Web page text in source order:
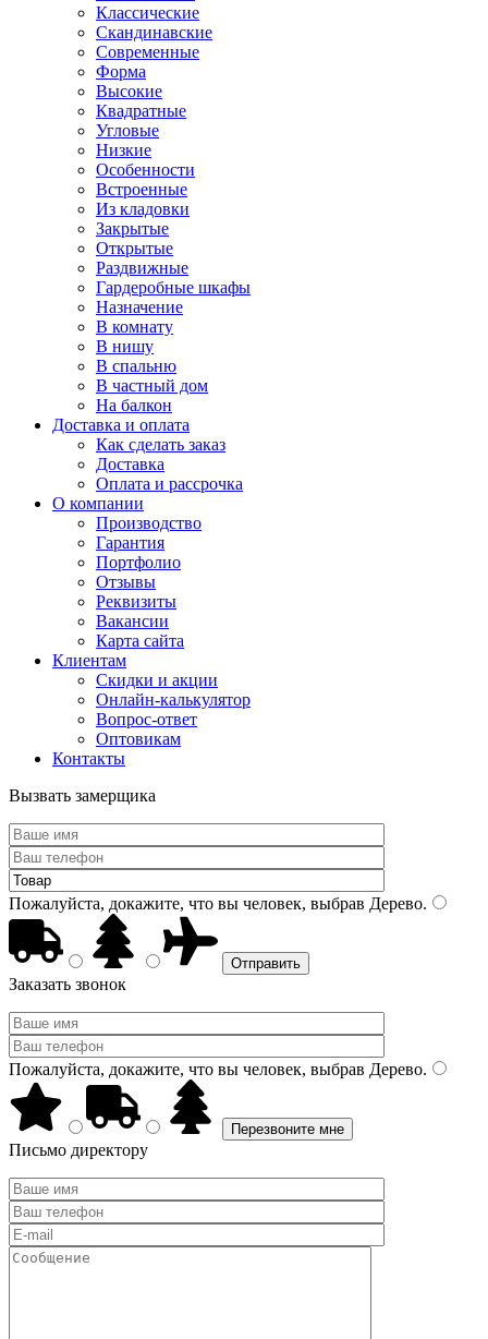
Классические
Скандинавские
Современные
Форма
Высокие
Квадратные
Угловые
Низкие
Особенности
Встроенные
Из кладовки
Закрытые
Открытые
Раздвижные
Гардеробные шкафы
Назначение
В комнату
В нишу
В спальню
В частный дом
На балкон
Доставка и оплата
Как сделать заказ
Доставка
Оплата и рассрочка
О компании
Производство
Гарантия
Портфолио
Отзывы
Реквизиты
Вакансии
Карта сайта
Клиентам
Скидки и акции
Онлайн-калькулятор
Вопрос-ответ
Оптовикам
Контакты
Вызвать замерщика
Пожалуйста, докажите, что вы человек, выбрав Дерево.
Заказать звонок
Пожалуйста, докажите, что вы человек, выбрав Дерево.
Письмо директору